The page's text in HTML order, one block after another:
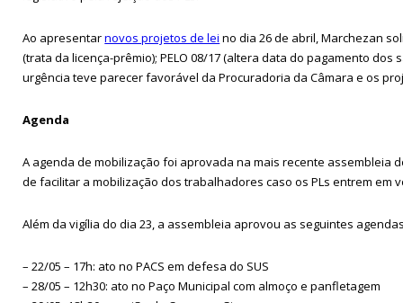
Ao apresentarnovos projetos de lei no dia 26 de abril, Marchezan
(trata da licença-prêmio); PELO 08/17 (altera data do pagamento
urgência teve parecer favorável da Procuradoria da Câmara e os
Agenda
A agenda de mobilização foi aprovada na mais recente assembleia
de facilitar a mobilização dos trabalhadores caso os PLs entrem em
Além da vigília do dia 23, a assembleia aprovou as seguintes
– 22/05 – 17h: ato no PACS em defesa do SUS
– 28/05 – 12h30: ato no Paço Municipal com almoço e panfletagem